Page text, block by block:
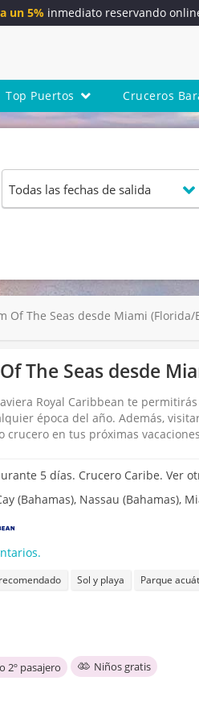
un 5%inmediato reservando
Top Puertos Cruceros
Of The Seas desde Miami (Florida/
The Seas desde
Royal Caribbean te
época del año. Además,
en tus próximas
5 días. Crucero Caribe. Ver
(Bahamas), Nassau (Bahamas),
Sol y playa Parque
2º pasajero Niños gratis